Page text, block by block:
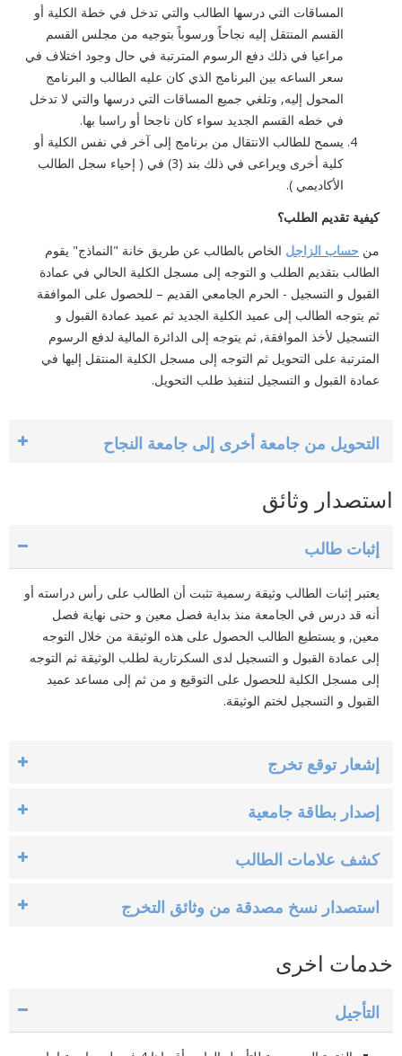
المساقات التي درسها الطالب والتي تدخل في خطة الكلية أو
القسم المنتقل إليه نجاحاً ورسوباً بتوجيه ‏من مجلس القسم
مراعيا في ذلك دفع الرسوم المترتبة في حال وجود اختلاف في
سعر الساعه بين البرنامج ‏الذي كان عليه الطالب و البرنامج
المحول إليه, وتلغي جميع المساقات التي درسها والتي لا تدخل
في خطه ‏القسم الجديد سواء كان ناجحا أو راسبا بها.‏
‏يسمح للطالب الانتقال من برنامج إلى آخر في نفس الكلية أو
كلية أخرى ويراعى في ذلك بند (3) في ( إحياء ‏سجل الطالب
الأكاديمي ).
كيفية تقديم الطلب؟
من حساب الزاجل الخاص بالطالب عن طريق خانة "النماذج" يقوم
الطالب بتقديم الطلب و التوجه إلى مسجل ‏الكلية الحالي في عمادة
القبول و التسجيل - الحرم الجامعي القديم – للحصول على الموافقة
ثم يتوجه الطالب ‏إلى عميد الكلية الجديد ثم عميد عمادة القبول و
التسجيل لأخذ الموافقة, ثم يتوجه إلى الدائرة المالية لدفع الرسوم
‏المترتبة على التحويل ثم التوجه إلى مسجل الكلية المنتقل إليها في
عمادة القبول و التسجيل لتنفيذ طلب التحويل.
التحويل من جامعة أخرى إلى جامعة النجاح
استصدار وثائق
إثبات طالب
يعتبر إثبات الطالب وثيقة رسمية تثبت أن الطالب على رأس دراسته أو
أنه قد درس في الجامعة منذ بداية فصل معين و ‏حتى نهاية فصل
معين, و يستطيع الطالب الحصول على هذه الوثيقة من خلال التوجه
إلى عمادة القبول و التسجيل لدى ‏السكرتارية لطلب الوثيقة ثم التوجه
إلى مسجل الكلية للحصول على التوقيع و من ثم إلى مساعد عميد
القبول و التسجيل ‏لختم الوثيقة.‏
إشعار توقع تخرج
إصدار بطاقة جامعية
كشف علامات الطالب
استصدار نسخ مصدقة من وثائق التخرج
خدمات اخرى
التأجيل